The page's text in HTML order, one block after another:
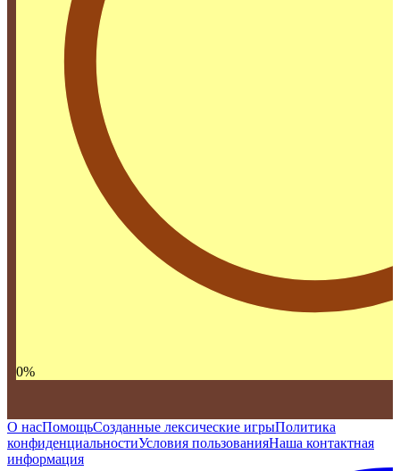
0%
О насПомощьСозданные лексические игрыПолитика
конфиденциальностиУсловия пользованияНаша контактная
информация